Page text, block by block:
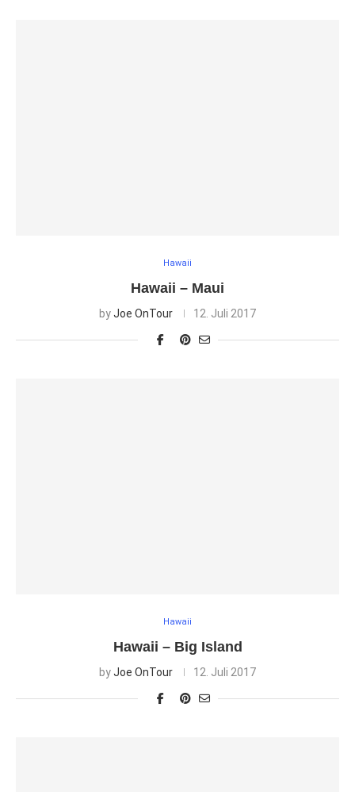
Hawaii
Hawaii – Maui
byJoe OnTour 12. Juli 2017
Hawaii
Hawaii – Big Island
byJoe OnTour 12. Juli 2017